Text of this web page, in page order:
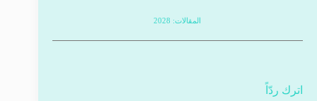
المقالات: 2028
اترك ردّاً